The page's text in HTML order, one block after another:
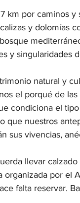
km por caminos
y dolomías
y singularidades
natural y
el porqué de
condiciona el
que nuestros
sus vivencias,
llevar
organizada por el
falta reservar.